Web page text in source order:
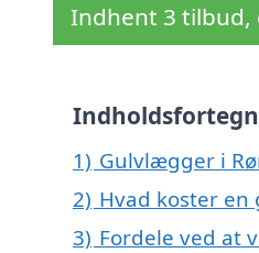
Indhent 3
1) Gulvlægger i
2) Hvad koster
3) Fordele ved at